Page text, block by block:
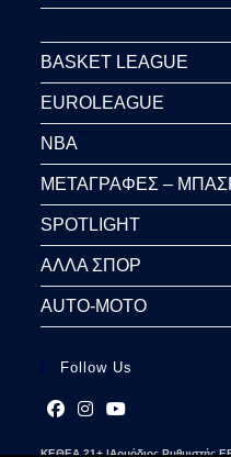
BASKET LEAGUE
EUROLEAGUE
NBA
ΜΕΤΑΓΡΑΦΕΣ –
SPOTLIGHT
ΑΛΛΑ ΣΠΟΡ
AUTO-MOTO
Follow Us
ΚΕΘΕΑ 21+ |Αρμόδιος Ρυθμιστής